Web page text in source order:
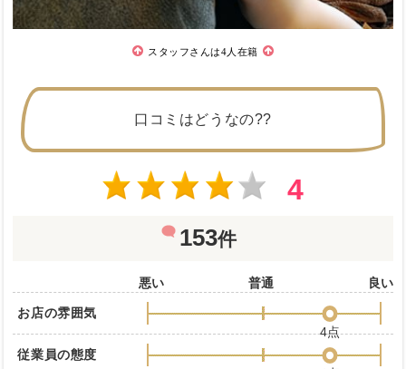
スタッフさんは4人在籍
口コミはどうなの??
4
153件
悪い 普通 良い
お店の雰囲気
4点
従業員の態度